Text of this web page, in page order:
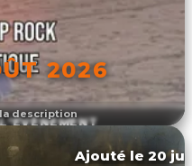
description
2026
Ajouté le 20